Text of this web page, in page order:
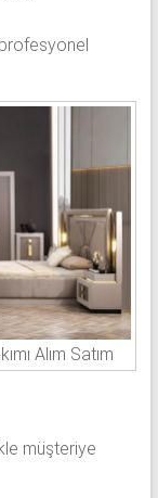
Alım Satım
müşteriye